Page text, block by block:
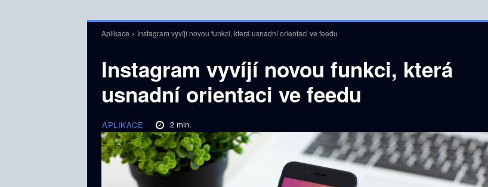
Aplikace Instagram vyvíjí novou funkci, která usnadní orientaci ve feedu
Instagram vyvíjí novou funkci, která
usnadní orientaci ve feedu
APLIKACE 2 min.